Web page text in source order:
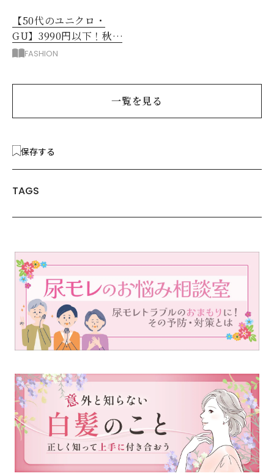
【50代のユニクロ・
GU】3990円以下！秋ま
ではける涼しげボトムス3
FASHION
一覧を見る
保存する
TAGS